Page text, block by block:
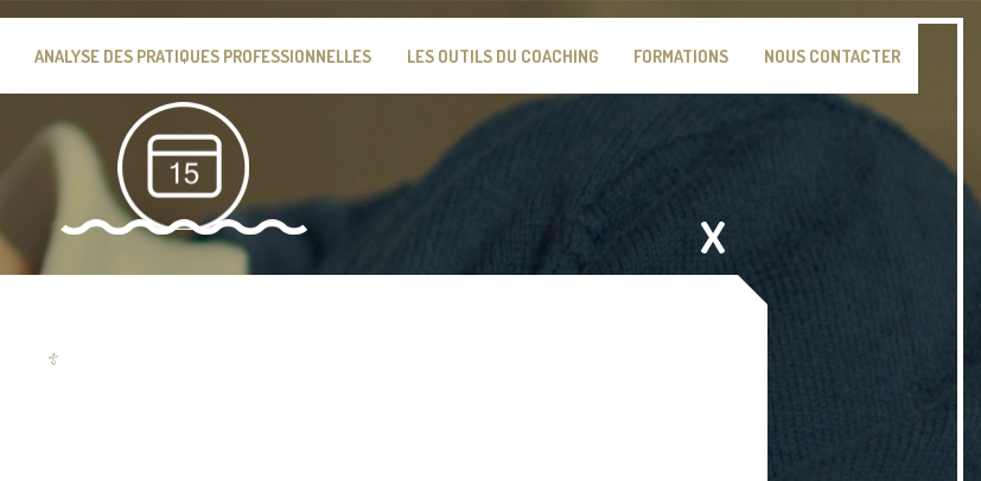
ANALYSE DES PRATIQUES PROFESSIONNELLES LES OUTILS DU COACHING FORMATIONS NOUS CONTACTER
X